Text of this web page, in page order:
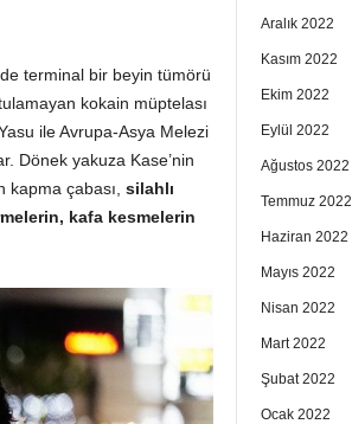
terminal bir beyin tümörü
kokain müptelası
ile Avrupa-Asya Melezi
Dönek yakuza Kase’nin
kapma çabası, silahlı
kafa kesmelerin
Aralık 2022
Kasım 2022
Ekim 2022
Eylül 2022
Ağustos 2022
Temmuz 2022
Haziran 2022
Mayıs 2022
Nisan 2022
Mart 2022
Şubat 2022
Ocak 2022